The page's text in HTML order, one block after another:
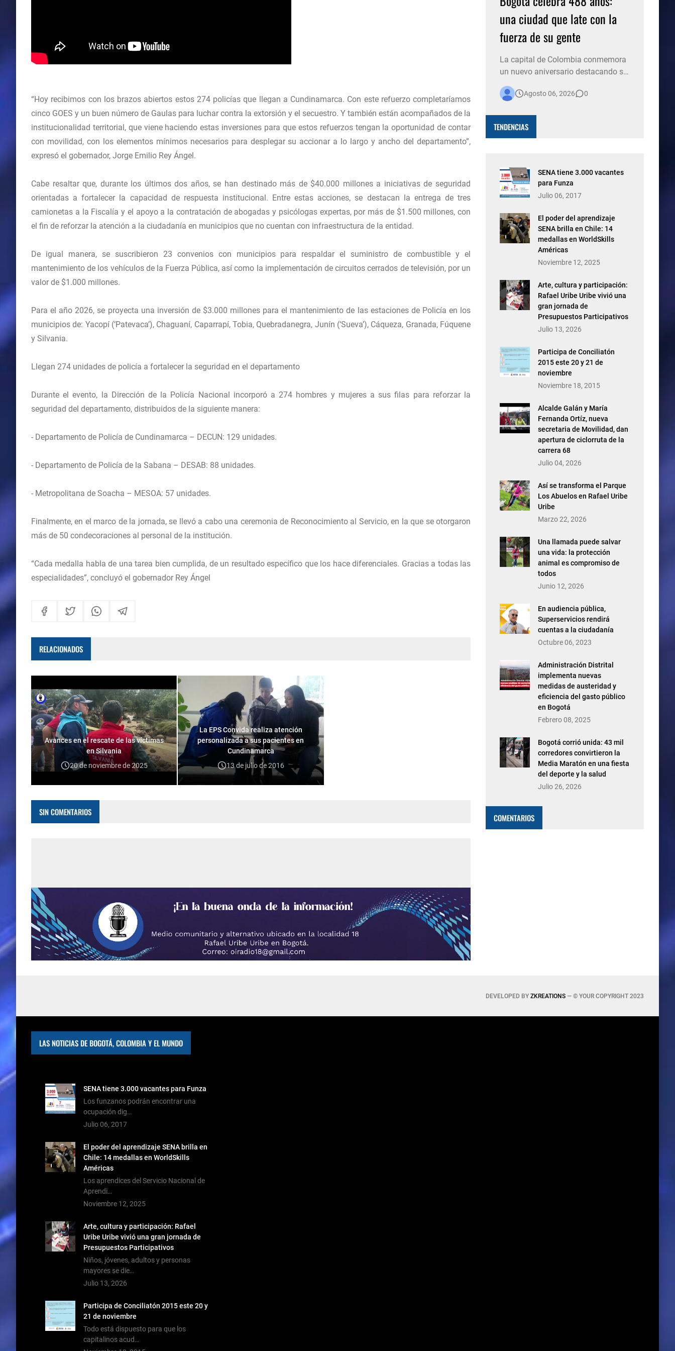
“Hoy recibimos con los brazos abiertos estos 274 policías que llegan a Cundinamarca. Con este refuerzo completaríamos
cinco GOES y un buen número de Gaulas para luchar contra la extorsión y el secuestro. Y también están acompañados de la
institucionalidad territorial, que viene haciendo estas inversiones para que estos refuerzos tengan la oportunidad de contar
con movilidad, con los elementos mínimos necesarios para desplegar su accionar a lo largo y ancho del departamento”,
expresó el gobernador, Jorge Emilio Rey Ángel.
Cabe resaltar que, durante los últimos dos años, se han destinado más de $40.000 millones a iniciativas de seguridad
orientadas a fortalecer la capacidad de respuesta institucional. Entre estas acciones, se destacan la entrega de tres
camionetas a la Fiscalía y el apoyo a la contratación de abogadas y psicólogas expertas, por más de $1.500 millones, con
el fin de reforzar la atención a la ciudadanía en municipios que no cuentan con infraestructura de la entidad.
De igual manera, se suscribieron 23 convenios con municipios para respaldar el suministro de combustible y el
mantenimiento de los vehículos de la Fuerza Pública, así como la implementación de circuitos cerrados de televisión, por un
valor de $1.000 millones.
Para el año 2026, se proyecta una inversión de $3.000 millones para el mantenimiento de las estaciones de Policía en los
municipios de: Yacopí (‘Patevaca’), Chaguaní, Caparrapí, Tobia, Quebradanegra, Junín (‘Sueva’), Cáqueza, Granada, Fúquene
y Silvania.
Llegan 274 unidades de policía a fortalecer la seguridad en el departamento
Durante el evento, la Dirección de la Policía Nacional incorporó a 274 hombres y mujeres a sus filas para reforzar la
seguridad del departamento, distribuidos de la siguiente manera:
- Departamento de Policía de Cundinamarca – DECUN: 129 unidades.
- ⁠Departamento de Policía de la Sabana – DESAB: 88 unidades.
- ⁠Metropolitana de Soacha – MESOA: 57 unidades.
Finalmente, en el marco de la jornada, se llevó a cabo una ceremonia de Reconocimiento al Servicio, en la que se otorgaron
más de 50 condecoraciones al personal de la institución.
“Cada medalla habla de una tarea bien cumplida, de un resultado específico que los hace diferenciales. Gracias a todas las
especialidades”, concluyó el gobernador Rey Ángel
RELACIONADOS
Avances en el rescate de las víctimas
en Silvania
20 de noviembre de 2025
La EPS Convida realiza atención
personalizada a sus pacientes en
Cundinamarca
13 de julio de 2016
SIN COMENTARIOS
una ciudad que late con la
fuerza de su gente
La capital de Colombia conmemora
un nuevo aniversario destacando su
historia, su diversidad y el espíritu de
millones de personas que, con su
más viva. Bogotá está de fiesta. La
Agosto 06, 2026 0
TENDENCIAS
SENA tiene 3.000 vacantes
para Funza
Julio 06, 2017
El poder del aprendizaje
SENA brilla en Chile: 14
medallas en WorldSkills
Américas
Noviembre 12, 2025
Arte, cultura y participación:
Rafael Uribe Uribe vivió una
gran jornada de
Presupuestos Participativos
Julio 13, 2026
Participa de Conciliatón
2015 este 20 y 21 de
noviembre
Noviembre 18, 2015
Alcalde Galán y María
Fernanda Ortíz, nueva
secretaria de Movilidad, dan
apertura de ciclorruta de la
carrera 68
Julio 04, 2026
Así se transforma el Parque
Los Abuelos en Rafael Uribe
Uribe
Marzo 22, 2026
Una llamada puede salvar
una vida: la protección
animal es compromiso de
todos
Junio 12, 2026
En audiencia pública,
Superservicios rendirá
cuentas a la ciudadanía
Octubre 06, 2023
Administración Distrital
implementa nuevas
medidas de austeridad y
eficiencia del gasto público
en Bogotá
Febrero 08, 2025
Bogotá corrió unida: 43 mil
corredores convirtieron la
Media Maratón en una fiesta
del deporte y la salud
Julio 26, 2026
COMENTARIOS
DEVELOPED BY ZKREATIONS — © YOUR COPYRIGHT 2023
LAS NOTICIAS DE BOGOTÁ, COLOMBIA Y EL MUNDO
SENA tiene 3.000 vacantes para Funza
Los funzanos podrán encontrar una
ocupación dig…
Julio 06, 2017
El poder del aprendizaje SENA brilla en
Chile: 14 medallas en WorldSkills
Américas
Los aprendices del Servicio Nacional de
Aprendi…
Noviembre 12, 2025
Arte, cultura y participación: Rafael
Uribe Uribe vivió una gran jornada de
Presupuestos Participativos
Niños, jóvenes, adultos y personas
mayores se die…
Julio 13, 2026
Participa de Conciliatón 2015 este 20 y
21 de noviembre
Todo está dispuesto para que los
capitalinos acud…